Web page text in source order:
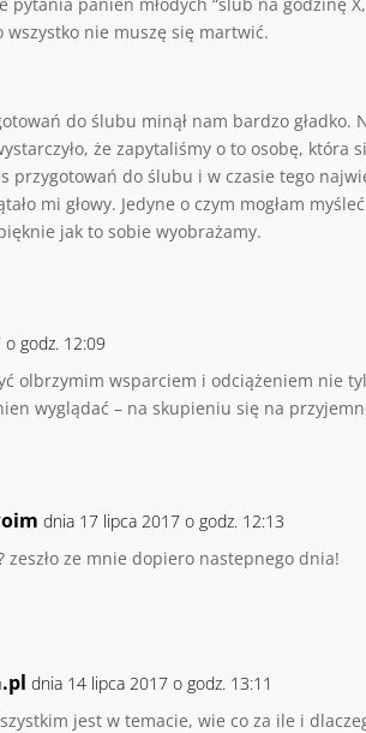
nie muszę się martwić.
do ślubu minął nam bardzo
że zapytaliśmy o to osobę,
przygotowań do ślubu i w czasie tego
mi głowy. Jedyne o czym mogłam
jak to sobie wyobrażamy.
godz. 12:09
olbrzymim wsparciem i odciążeniem nie
wyglądać – na skupieniu się na
dnia 17 lipca 2017 o godz. 12:13
zeszło ze mnie dopiero nastepnego dnia!
dnia 14 lipca 2017 o godz. 13:11
jest w temacie, wie co za ile i